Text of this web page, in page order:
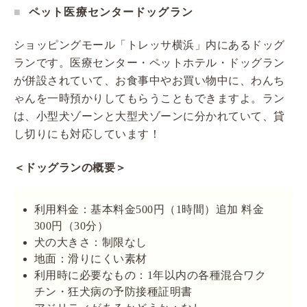
ペット医療センタードッグラン
ショッピングモール「トレッサ横浜」内にあるドッグ
ランです。医療センター・ペットホテル・ドッグラン
が併設されていて、お食事中やお買い物中に、わんち
ゃんを一時預かりしてもらうこともできますよ。ラン
は、小型犬ゾーンと大型犬ゾーンに分かれていて、貸
し切りにも対応しています！
＜ドッグランの概要＞
利用料金：基本料金500円（1時間）追加 料金
300円（30分）
犬の大きさ：制限なし
地面：滑りにくい素材
利用時に必要なもの：1年以内の各種混合ワク
チン・狂犬病の予防接種証明書